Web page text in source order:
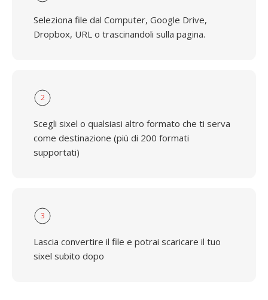
Seleziona file dal Computer, Google Drive,
Dropbox, URL o trascinandoli sulla pagina.
2
Scegli sixel o qualsiasi altro formato che ti serva
come destinazione (più di 200 formati
supportati)
3
Lascia convertire il file e potrai scaricare il tuo
sixel subito dopo